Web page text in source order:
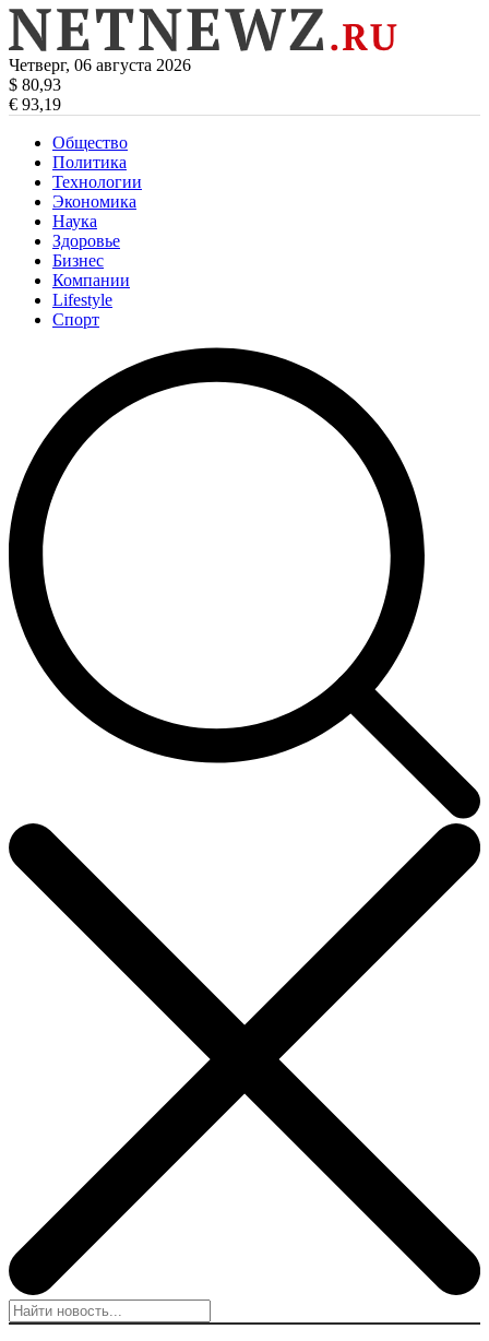
Четверг, 06 августа 2026
$ 80,93
€ 93,19
Общество
Политика
Технологии
Экономика
Наука
Здоровье
Бизнес
Компании
Lifestyle
Спорт